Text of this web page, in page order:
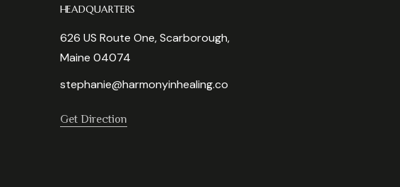
HEADQUARTERS
626 US Route One, Scarborough,
Maine 04074
stephanie@harmonyinhealing.co
Get Direction